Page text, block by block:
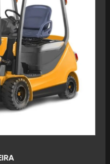
para pavimentação